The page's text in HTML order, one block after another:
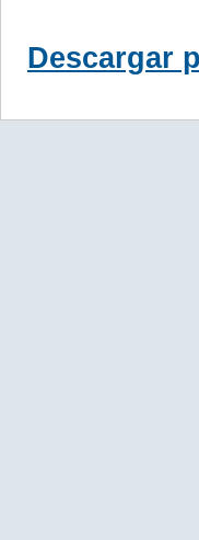
Descargar